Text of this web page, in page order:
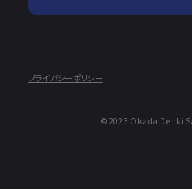
プライバシーポリシー
©2023 Okada Denki